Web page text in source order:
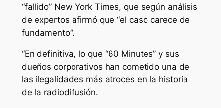
“fallido” New York Times, que según análisis
de expertos afirmó que “el caso carece de
fundamento”.
“En definitiva, lo que “60 Minutes” y sus
dueños corporativos han cometido una de
las ilegalidades más atroces en la historia
de la radiodifusión.